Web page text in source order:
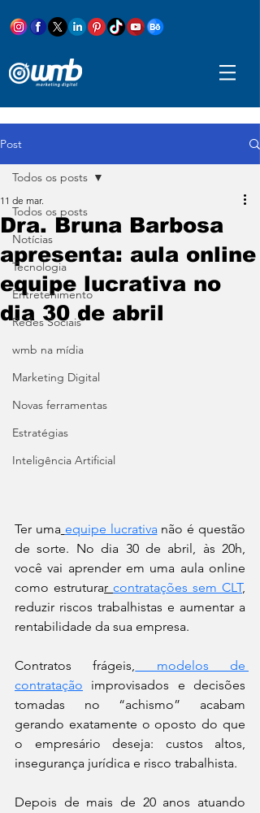
Post
Todos os posts
Notícias
Tecnologia
Entretenimento
Redes Sociais
wmb na mídia
Marketing Digital
Novas ferramentas
Estratégias
Inteligência Artificial
Todos os posts
Dra. Bruna Barbosa
apresenta: aula online
equipe lucrativa no
dia 30 de abril
11 de mar.
Ter uma equipe lucrativa não é questão
de sorte. No dia 30 de abril, às 20h,
você vai aprender em uma aula online
como estruturar contratações sem CLT,
reduzir riscos trabalhistas e aumentar a
rentabilidade da sua empresa.
Contratos frágeis, modelos de
contratação improvisados e decisões
tomadas no “achismo” acabam
gerando exatamente o oposto do que
o empresário deseja: custos altos,
insegurança jurídica e risco trabalhista.
Depois de mais de 20 anos atuando